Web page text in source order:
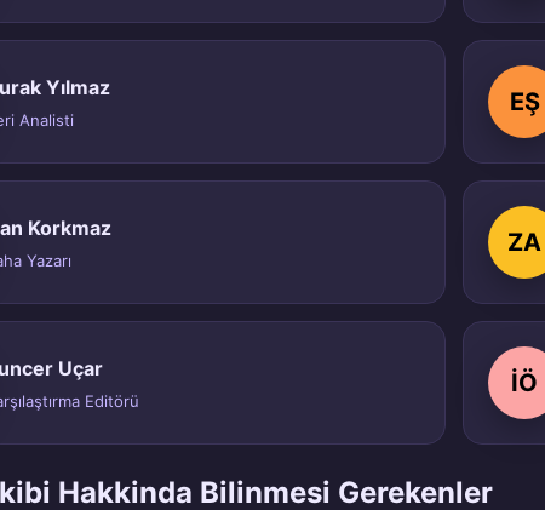
Yılmaz
Analisti
EŞ
Korkmaz
Yazarı
ZA
Uçar
Editörü
İÖ
Hakkinda Bilinmesi Gerekenler